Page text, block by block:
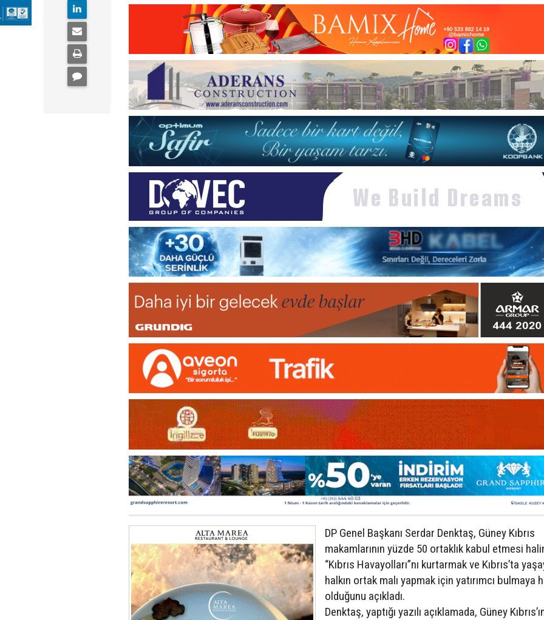
DP Genel Başkanı Serdar Denktaş, Güney Kıbrıs
makamlarının yüzde 50 ortaklık kabul etmesi
“Kıbrıs Havayolları”nı kurtarmak ve Kıbrıs’ta
halkın ortak malı yapmak için yatırımcı bulmaya
olduğunu açıkladı.
Denktaş, yaptığı yazılı açıklamada, Güney